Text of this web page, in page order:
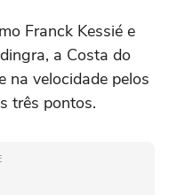
Franck Kessié e
a Costa do
na velocidade pelos
três pontos.